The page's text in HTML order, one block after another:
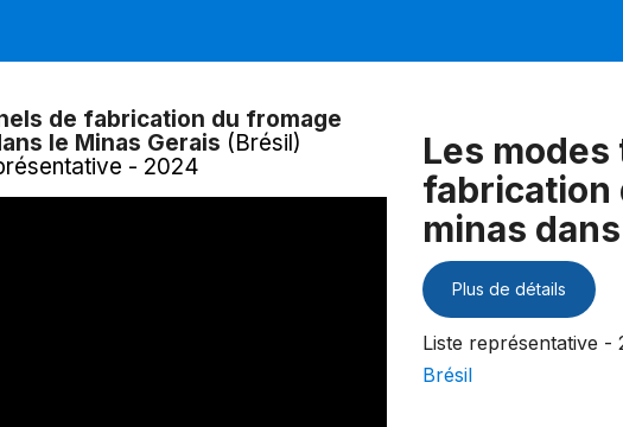
de fabrication du fromage
le Minas Gerais (Brésil)
- 2024
Les
fabrication
minas
Plus de détails
Liste représentative -
Brésil